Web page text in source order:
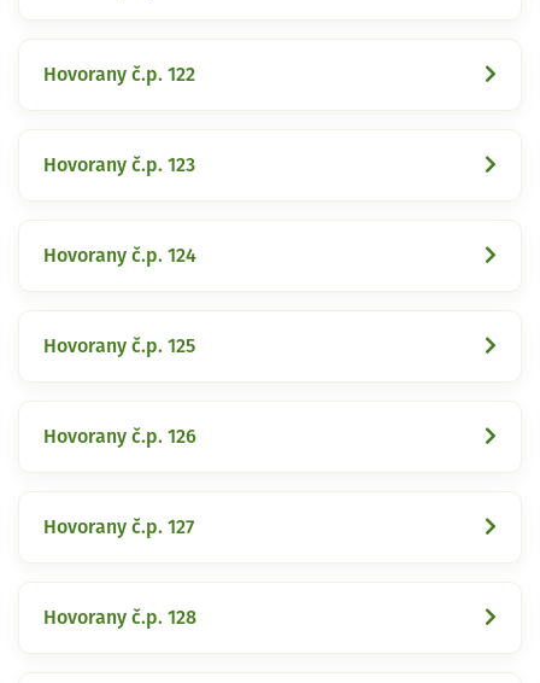
Hovorany č.p. 122
Hovorany č.p. 123
Hovorany č.p. 124
Hovorany č.p. 125
Hovorany č.p. 126
Hovorany č.p. 127
Hovorany č.p. 128